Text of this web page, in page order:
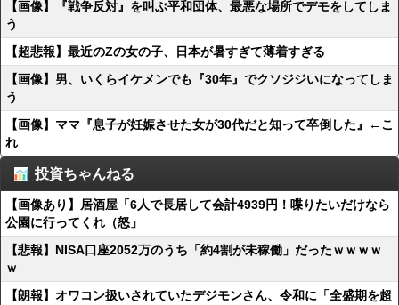
【画像】『戦争反対』を叫ぶ平和団体、最悪な場所でデモをしてしま
う
【超悲報】最近のZの女の子、日本が暑すぎて薄着すぎる
【画像】男、いくらイケメンでも『30年』でクソジジいになってしま
う
【画像】ママ『息子が妊娠させた女が30代だと知って卒倒した』←こ
れ
投資ちゃんねる
【画像あり】居酒屋「6人で長居して会計4939円！喋りたいだけなら
公園に行ってくれ（怒」
【悲報】NISA口座2052万のうち「約4割が未稼働」だったｗｗｗｗ
ｗ
【朗報】オワコン扱いされていたデジモンさん、令和に「全盛期を超